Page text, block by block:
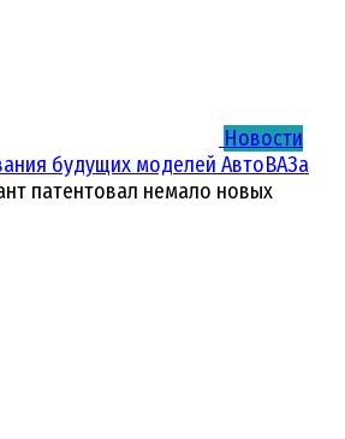
Новости
будущих моделей АвтоВАЗа
патентовал немало новых